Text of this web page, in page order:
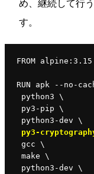
め、継続して行
す。
FROM
RUN apk --no-
python3 \
py3-pip \
python3-dev \
py3-
gcc \
make \
python3-dev \